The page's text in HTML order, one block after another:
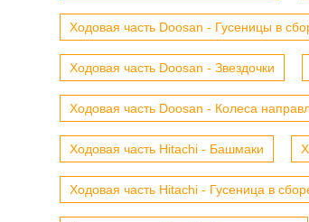
Ходовая часть Doosan - Гусеницы в
Ходовая часть Doosan - Звездочки
Ходовая часть Doosan - Колеса
Ходовая часть Hitachi - Башмаки
Ходовая часть Hitachi - Гусеница в